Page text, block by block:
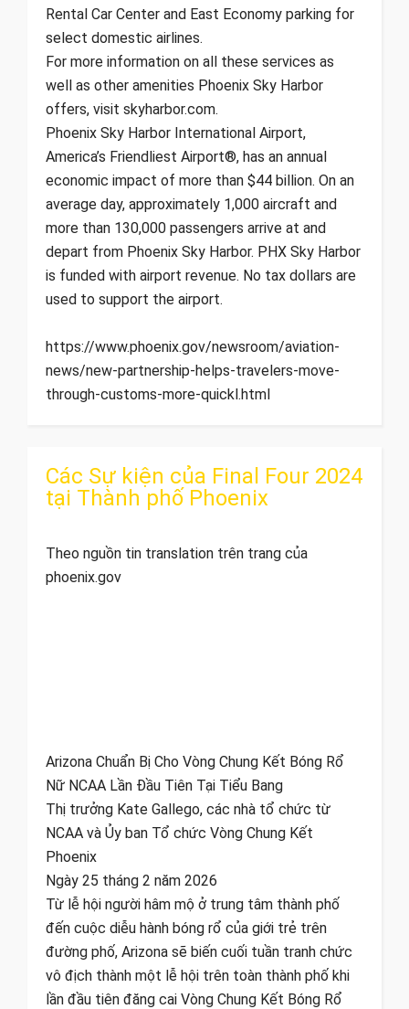
Rental Car Center and East Economy parking for
select domestic airlines.
For more information on all these services as
well as other amenities Phoenix Sky Harbor
offers, visit skyharbor.com.
Phoenix Sky Harbor International Airport,
America’s Friendliest Airport®, has an annual
economic impact of more than $44 billion. On an
average day, approximately 1,000 aircraft and
more than 130,000 passengers arrive at and
depart from Phoenix Sky Harbor. PHX Sky Harbor
is funded with airport revenue. No tax dollars are
used to support the airport.
https://www.phoenix.gov/newsroom/aviation-
news/new-partnership-helps-travelers-move-
through-customs-more-quickl.html
Các Sự kiện của Final Four 2024
tại ​Thành phố Phoenix
Theo nguồn tin translation trên trang của
phoenix.gov
Arizona Chuẩn Bị Cho Vòng Chung Kết Bóng Rổ
Nữ NCAA Lần Đầu Tiên Tại Tiểu Bang
Thị trưởng Kate Gallego, các nhà tổ chức từ
NCAA và Ủy ban Tổ chức Vòng Chung Kết
Phoenix
Ngày 25 tháng 2 năm 2026
Từ lễ hội người hâm mộ ở trung tâm thành phố
đến cuộc diễu hành bóng rổ của giới trẻ trên
đường phố, Arizona sẽ biến cuối tuần tranh chức
vô địch thành một lễ hội trên toàn thành phố khi
lần đầu tiên đăng cai Vòng Chung Kết Bóng Rổ